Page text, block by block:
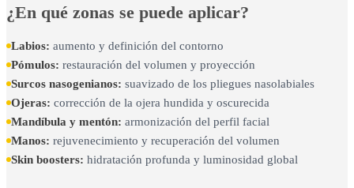
¿En qué zonas se puede aplicar?
Labios: aumento y definición del contorno
Pómulos: restauración del volumen y proyección
Surcos nasogenianos: suavizado de los pliegues nasolabiales
Ojeras: corrección de la ojera hundida y oscurecida
Mandíbula y mentón: armonización del perfil facial
Manos: rejuvenecimiento y recuperación del volumen
Skin boosters: hidratación profunda y luminosidad global